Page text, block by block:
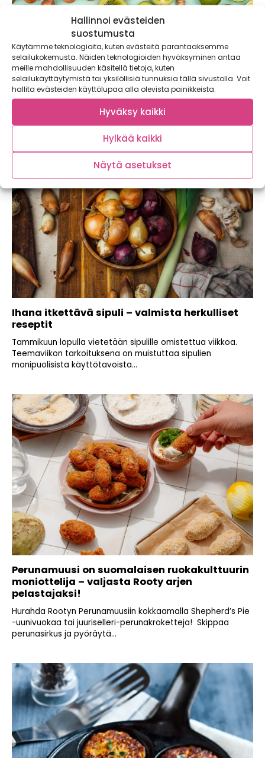
Hallinnoi evästeiden
suostumusta
Käytämme teknologioita, kuten evästeitä parantaaksemme
selailukokemusta. Näiden teknologioiden hyväksyminen antaa
meille mahdollisuuden käsitellä tietoja, kuten
selailukäyttäytymistä tai yksilöllisiä tunnuksia tällä sivustolla. Voit
hallita evästeiden käyttölupaa alla olevista painikkeista.
Hyväksy kaikki
Hylkää kaikki
Näytä asetukset
Maailman helpoin herkku: suklaa-kiivit!
Tässä tulee maailman helpoin herkku, nimittäin suklaakiivit!
Tämä on erinomainen vaihtoehto, kun makeanhimo...
Ihana itkettävä sipuli – valmista herkulliset
reseptit
Tammikuun lopulla vietetään sipulille omistettua viikkoa.
Teemaviikon tarkoituksena on muistuttaa sipulien
monipuolisista käyttötavoista...
Perunamuusi on suomalaisen ruokakulttuurin
moniottelija – valjasta Rooty arjen
pelastajaksi!
Hurahda Rootyn Perunamuusiin kokkaamalla Shepherd’s Pie
-uunivuokaa tai juuriselleri-perunakroketteja! Skippaa
perunasirkus ja pyöräytä...